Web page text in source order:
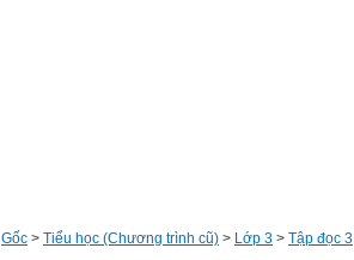
Gốc > Tiểu học (Chương trình cũ) > Lớp 3 > Tập đọc 3